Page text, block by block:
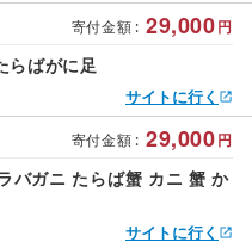
寄付金額 : 29,000円
らばがに足
サイトに行く
寄付金額 : 29,000円
バガニ たらば蟹 カニ 蟹 か
サイトに行く